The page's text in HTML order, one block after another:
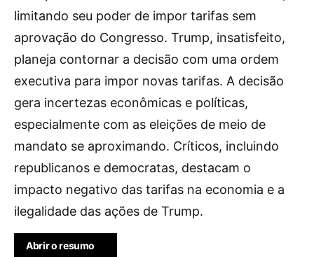
limitando seu poder de impor tarifas sem
aprovação do Congresso. Trump, insatisfeito,
planeja contornar a decisão com uma ordem
executiva para impor novas tarifas. A decisão
gera incertezas econômicas e políticas,
especialmente com as eleições de meio de
mandato se aproximando. Críticos, incluindo
republicanos e democratas, destacam o
impacto negativo das tarifas na economia e a
ilegalidade das ações de Trump.
Abrir o resumo